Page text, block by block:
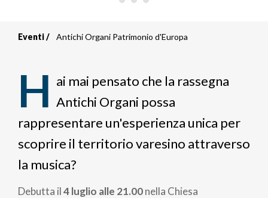
Briciole
di
pane
Eventi Antichi Organi Patrimonio d'Europa
H ai mai pensato che la rassegna
Antichi Organi possa
rappresentare un'esperienza unica per
scoprire il territorio varesino attraverso
la musica?
Debutta il4 luglio alle 21.00nella Chiesa